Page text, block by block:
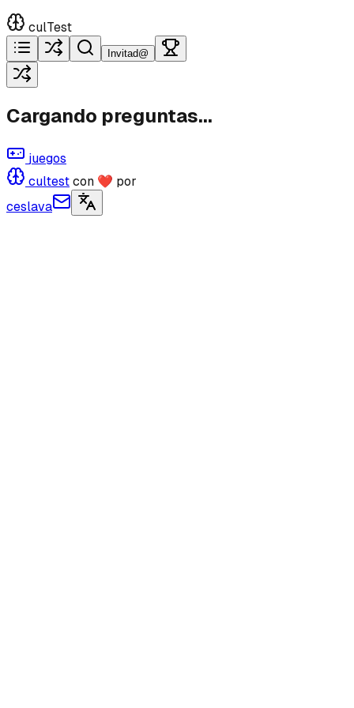
culTest
Invitad@
Cargando preguntas...
juegos
cultestcon ❤ por
ceslava